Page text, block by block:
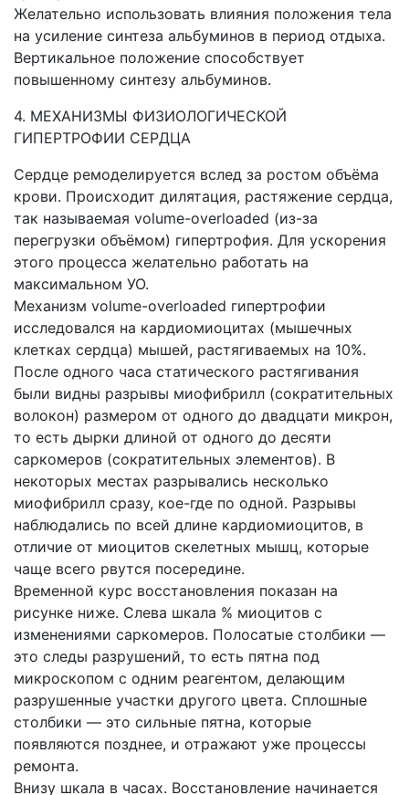
Желательно использовать влияния положения тела
на усиление синтеза альбуминов в период отдыха.
Вертикальное положение способствует
повышенному синтезу альбуминов.
4. МЕХАНИЗМЫ ФИЗИОЛОГИЧЕСКОЙ
ГИПЕРТРОФИИ СЕРДЦА
Сердце ремоделируется вслед за ростом объёма
крови. Происходит дилятация, растяжение сердца,
так называемая volume-overloaded (из-за
перегрузки объёмом) гипертрофия. Для ускорения
этого процесса желательно работать на
максимальном УО.
Механизм volume-overloaded гипертрофии
исследовался на кардиомиоцитах (мышечных
клетках сердца) мышей, растягиваемых на 10%.
После одного часа статического растягивания
были видны разрывы миофибрилл (сократительных
волокон) размером от одного до двадцати микрон,
то есть дырки длиной от одного до десяти
саркомеров (сократительных элементов). В
некоторых местах разрывались несколько
миофибрилл сразу, кое-где по одной. Разрывы
наблюдались по всей длине кардиомиоцитов, в
отличие от миоцитов скелетных мышц, которые
чаще всего рвутся посередине.
Временной курс восстановления показан на
рисунке ниже. Слева шкала % миоцитов с
изменениями саркомеров. Полосатые столбики —
это следы разрушений, то есть пятна под
микроскопом с одним реагентом, делающим
разрушенные участки другого цвета. Сплошные
столбики — это сильные пятна, которые
появляются позднее, и отражают уже процессы
ремонта.
Внизу шкала в часах. Восстановление начинается